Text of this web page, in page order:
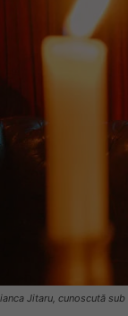
Jitaru, cunoscută